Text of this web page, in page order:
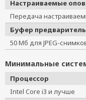
Настраиваемые
Передача
Буфер
50 Мб для JPEG-
Минимальные
Процессор
Intel Core i3 и лучше